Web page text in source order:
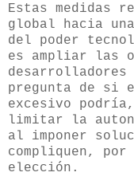
Estas medidas
global hacia
del poder
es ampliar las
pregunta de si
excesivo
limitar la
al imponer
compliquen, por
elección.